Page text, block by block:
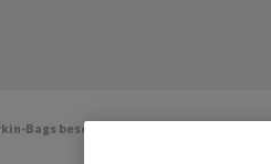
Bags bescheren Hermès glänzende